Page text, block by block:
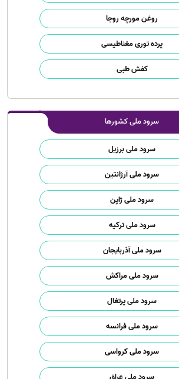
روغن مورچه روجا
پرده توری مغناطیسی
کفش طبی
سرود ملی کشورها
سرود ملی برزیل
سرود ملی آرژانتین
سرود ملی ژاپن
سرود ملی ترکیه
سرود ملی آذربایجان
سرود ملی مراکش
سرود ملی پرتغال
سرود ملی فرانسه
سرود ملی کرواسی